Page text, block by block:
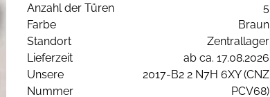
Anzahl der Türen
5
Farbe
Braun
Standort
Zentrallager
Lieferzeit
ab ca. 17.08.2026
Unsere
Nummer
2017-B2 2 N7H 6XY (CNZ
PCV68)